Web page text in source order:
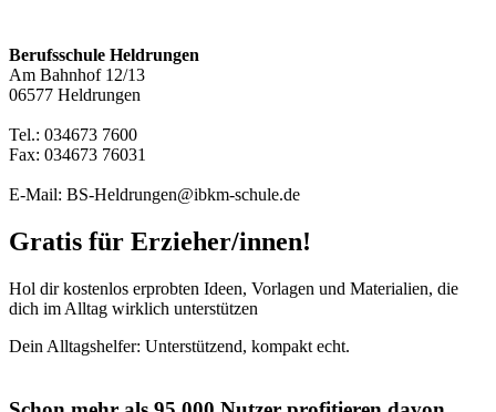
Berufsschule Heldrungen
Am Bahnhof 12/13
06577 Heldrungen
Tel.: 034673 7600
Fax: 034673 76031
E-Mail: BS-Heldrungen@ibkm-schule.de
Gratis für Erzieher/innen!
Hol dir kostenlos erprobten Ideen, Vorlagen und Materialien, die
dich im Alltag wirklich unterstützen
Dein Alltagshelfer: Unterstützend, kompakt echt.